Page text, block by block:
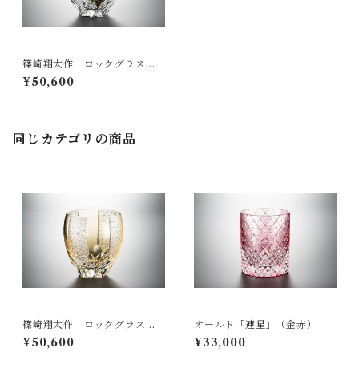
篠崎翔太作 ロックグラス
「モノクロ」（墨流）
¥50,600
同じカテゴリの商品
篠崎翔太作 ロックグラス
「モノクロ」（山吹）
¥50,600
オールド「連星」（金赤）
¥33,000